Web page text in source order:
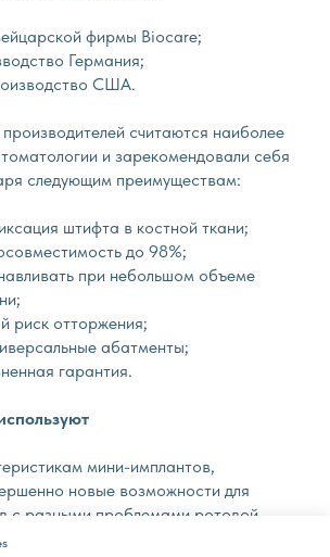
фирмы Biocare;
Германия;
США.
считаются наиболее
и зарекомендовали себя
следующим преимуществам:
штифта в костной ткани;
до 98%;
при небольшом объеме
риск отторжения;
абатменты;
гарантия.
мини-имплантов,
новые возможности для
с разными проблемами ротовой
даже при узком